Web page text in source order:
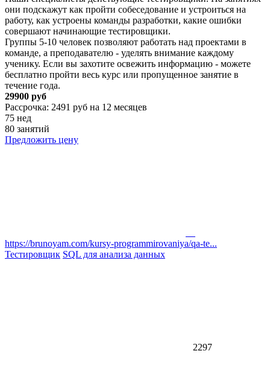
они подскажут как пройти собеседование и устроиться на
работу, как устроены команды разработки, какие ошибки
совершают начинающие тестировщики.
Группы 5-10 человек позволяют работать над проектами в
команде, а преподавателю - уделять внимание каждому
ученику. Если вы захотите освежить информацию - можете
бесплатно пройти весь курс или пропущенное занятие в
течение года.
29900 руб
Рассрочка: 2491 руб на 12 месяцев
75 нед
80 занятий
Предложить цену
https://brunoyam.com/kursy-programmirovaniya/qa-te...
Тестировщик SQL для анализа данных
2297